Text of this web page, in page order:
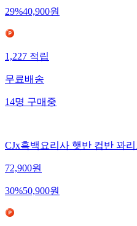
29%40,900원
1,227적립
무료배송
14명구매중
CJx흑백요리사 햇반 컵반 꽈
72,900원
30%50,900원